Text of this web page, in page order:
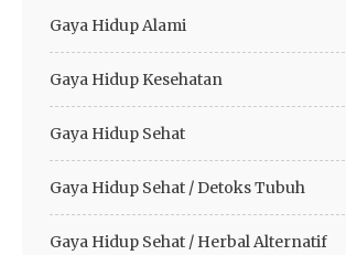
Gaya Hidup Alami
Gaya Hidup Kesehatan
Gaya Hidup Sehat
Gaya Hidup Sehat / Detoks Tubuh
Gaya Hidup Sehat / Herbal Alternatif